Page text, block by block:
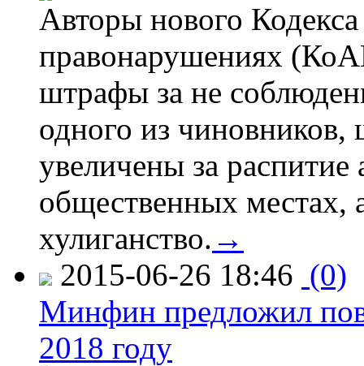
Авторы нового
правонарушениях
штрафы за не
одного из
увеличены за распитие
общественных местах,
хулиганство. →
2015-06-26 18:46 (0)
Минфин предложил
2018 году